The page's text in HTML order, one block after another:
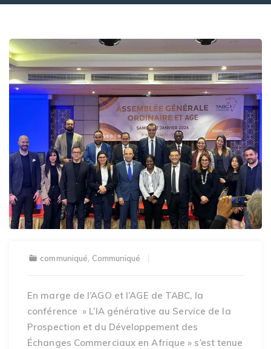
communiqué Communiqué
En marge de l’AGO et l’AGE de TABC, la
conférence » L’IA générative au Service de la
Prospection et du Développement des
Échanges Commerciaux en Afrique » s’est tenue